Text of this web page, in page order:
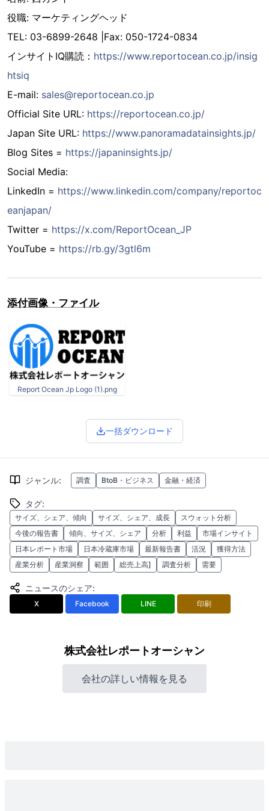
役職: マーケティングヘッド
TEL: 03-6899-2648 |Fax: 050-1724-0834
インサイトIQ購読： https://www.reportocean.co.jp/insig
htsiq
E-mail: sales@reportocean.co.jp
Official Site URL: https://reportocean.co.jp/
Japan Site URL: https://www.panoramadatainsights.jp/
Blog Sites = https://japaninsights.jp/
Social Media:
LinkedIn = https://www.linkedin.com/company/reportoc
eanjapan/
Twitter = https://x.com/ReportOcean_JP
YouTube = https://rb.gy/3gtl6m
添付画像・ファイル
Report Ocean Jp Logo (1).png
一括ダウンロード
ジャンル: 調査 BtoB・ビジネス 金融・経済
タグ:
サイズ、シェア、傾向 サイズ、シェア、成長
スウォット分析
今後の報告書
傾向、サイズ、シェア 分析 利益
市場インサイト
日本レポート市場
日本冷蔵庫市場 最新報告書 活況
獲得方法
産業分析
産業洞察 範囲 総売上高] 調査分析 需要
ニュースのシェア:
X Facebook LINE 印刷
株式会社レポートオーシャン
会社の詳しい情報を見る